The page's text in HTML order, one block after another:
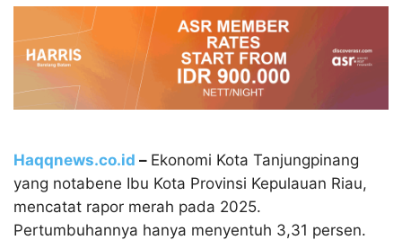
Haqqnews.co.id – Ekonomi Kota Tanjungpinang
yang notabene Ibu Kota Provinsi Kepulauan Riau,
mencatat rapor merah pada 2025.
Pertumbuhannya hanya menyentuh 3,31 persen.